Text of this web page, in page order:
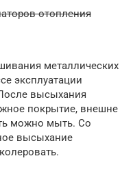
отопления
металлических
эксплуатации
высыхания
покрытие, внешне
можно мыть. Со
высыхание